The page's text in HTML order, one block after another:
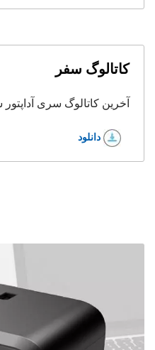
کاتالوگ سفر
آخرین کاتالوگ سری آداپتور
دانلود